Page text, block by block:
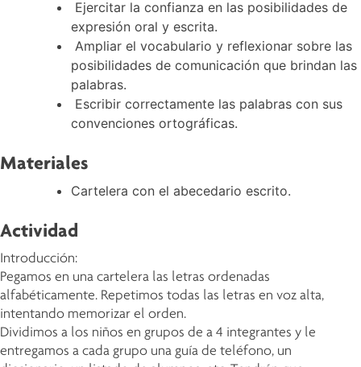
Ejercitar la confianza en las posibilidades de
expresión oral y escrita.
Ampliar el vocabulario y reflexionar sobre las
posibilidades de comunicación que brindan las
palabras.
Escribir correctamente las palabras con sus
convenciones ortográficas.
Materiales
Cartelera con el abecedario escrito.
Actividad
Introducción:
Pegamos en una cartelera las letras ordenadas
alfabéticamente. Repetimos todas las letras en voz alta,
intentando memorizar el orden.
Dividimos a los niños en grupos de a 4 integrantes y le
entregamos a cada grupo una guía de teléfono, un